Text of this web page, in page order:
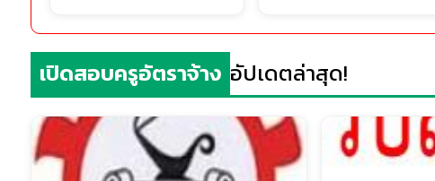
เปิดสอบครูอัตราจ้าง อัปเดตล่าสุด!